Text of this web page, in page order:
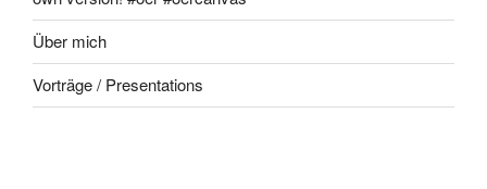
Über mich
Vorträge / Presentations